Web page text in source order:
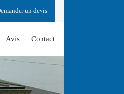
un devis
Avis Contact